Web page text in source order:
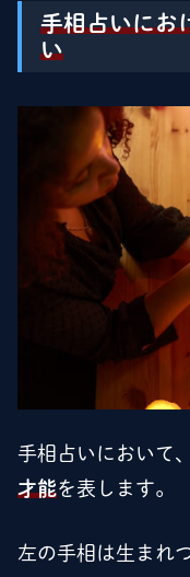
手相占いにお
い
手相占いにおいて、
才能を表します。
左の手相は生まれ